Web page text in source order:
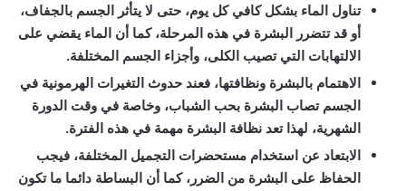
تناول الماء بشكل كافي كل يوم، حتى لا يتأثر الجسم بالجفاف،
أو قد تتضرر البشرة في هذه المرحلة، كما أن الماء يقضي على
الالتهابات التي تصيب الكلى، وأجزاء الجسم المختلفة.
الاهتمام بالبشرة ونظافتها، فعند حدوث التغيرات الهرمونية في
الجسم تصاب البشرة بحب الشباب، وخاصة في وقت الدورة
الشهرية، لهذا تعد نظافة البشرة مهمة في هذه الفترة.
الابتعاد عن استخدام مستحضرات التجميل المختلفة، فيجب
الحفاظ على البشرة من الضرر، كما أن البساطة دائما ما تكون